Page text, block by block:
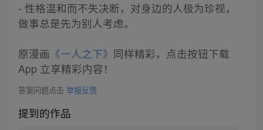
- 性格温和而不失决断，对身边的人极为珍视，
做事总是先为别人考虑。
原漫画 《一人之下》 同样精彩，点击按钮下载
App 立享精彩内容！
答案问题点击 举报反馈
提到的作品